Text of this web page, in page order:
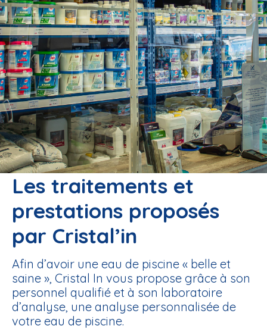
Les traitements et
prestations proposés
par Cristal’in
Afin d’avoir une eau de piscine « belle et
saine », Cristal In vous propose grâce à son
personnel qualifié et à son laboratoire
d’analyse, une analyse personnalisée de
votre eau de piscine.